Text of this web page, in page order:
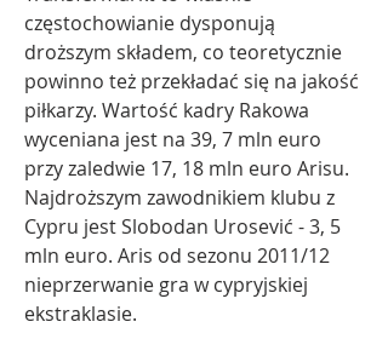
częstochowianie dysponują
droższym składem, co teoretycznie
powinno też przekładać się na jakość
piłkarzy. Wartość kadry Rakowa
wyceniana jest na 39, 7 mln euro
przy zaledwie 17, 18 mln euro Arisu.
Najdroższym zawodnikiem klubu z
Cypru jest Slobodan Urosević - 3, 5
mln euro. Aris od sezonu 2011/12
nieprzerwanie gra w cypryjskiej
ekstraklasie.